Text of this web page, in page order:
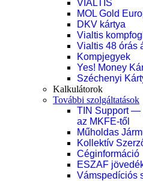
VIALTIS
MOL Gold
DKV kártya
Vialtis
Vialtis 48 órás
Kompjegyek
Yes! Money
Széchenyi
Kalkulátorok
További szolgáltatások
TIN Support —
az MKFE-től
Műholdas
Kollektív
Céginformáció
ESZAF
Vámspedíciós